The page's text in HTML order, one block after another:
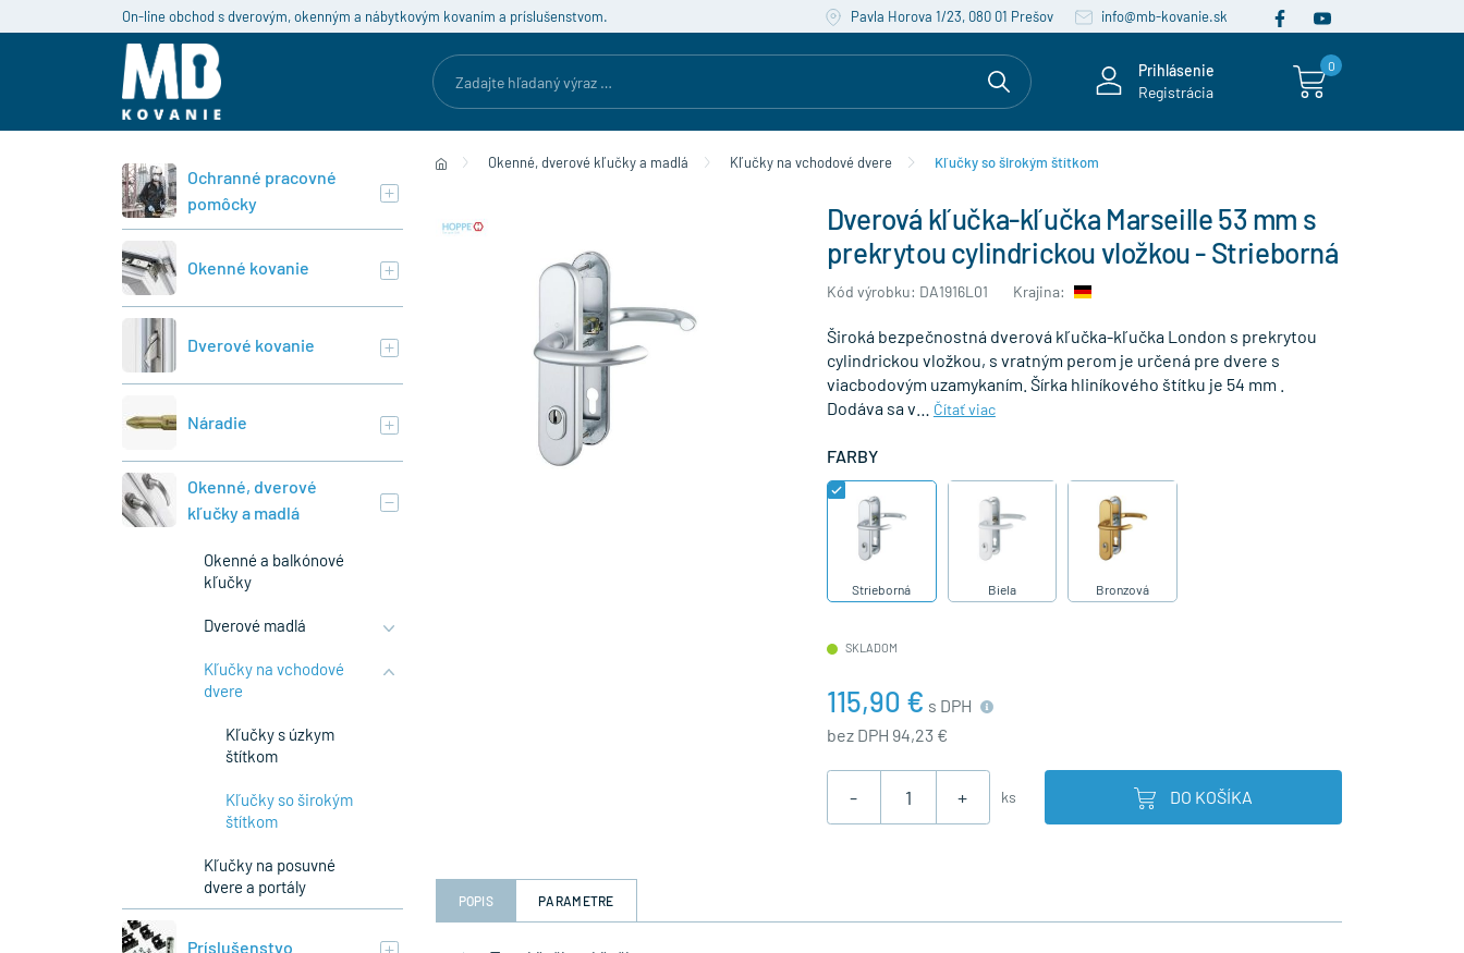
On-line obchod s dverovým, okenným a nábytkovým kovaním a príslušenstvom. Pavla Horova 1/23, 080 01 Prešov info@mb-kovanie.sk
Prihlásenie
Registrácia
0
Okenné, dverové kľučky a madlá Kľučky na vchodové dvere Kľučky so širokým štítkom
Dverová kľučka-kľučka Marseille 53 mm s
prekrytou cylindrickou vložkou - Strieborná
Kód výrobku: DA1916L01 Krajina:
Široká bezpečnostná dverová kľučka-kľučka London s prekrytou
cylindrickou vložkou, s vratným perom je určená pre dvere s
viacbodovým uzamykaním. Šírka hliníkového štítku je 54 mm .
Dodáva sa v…
Čítať viac
FARBY
Strieborná Biela Bronzová
SKLADOM
115,90 € s DPH
bez DPH 94,23 €
- + ks DO KOŠÍKA
POPIS PARAMETRE
Ochranné pracovné
pomôcky
Okenné kovanie
Dverové kovanie
Náradie
Okenné, dverové
kľučky a madlá
Okenné a balkónové
kľučky
Dverové madlá
Kľučky na vchodové
dvere
Kľučky s úzkym
štítkom
Kľučky so širokým
štítkom
Kľučky na posuvné
dvere a portály
Príslušenstvo